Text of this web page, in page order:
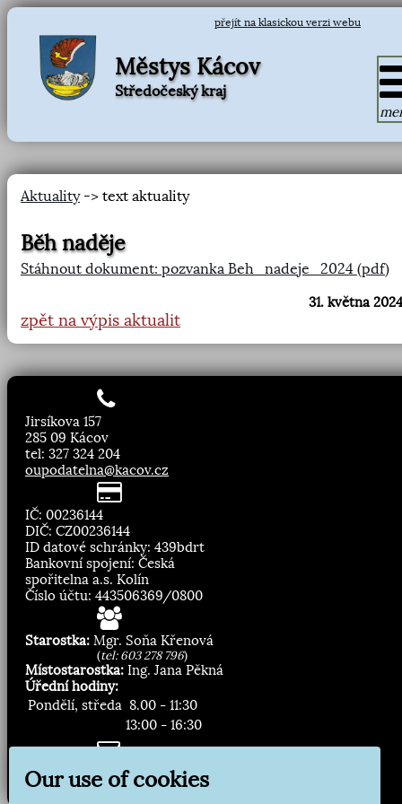
přejít na klasickou verzi webu
Městys Kácov
Středočeský kraj
Aktuality-> text aktuality
Běh naděje
Stáhnout dokument: pozvanka Beh_nadeje_2024 (pdf)
31. května
zpět na výpis aktualit
Jirsíkova 157
285 09 Kácov
tel: 327 324 204
oupodatelna@kacov.cz
IČ: 00236144
DIČ: CZ00236144
ID datové schránky: 439bdrt
Bankovní spojení: Česká
spořitelna a.s. Kolín
Číslo účtu: 443506369/0800
Starostka: Mgr. Soňa Křenová
(tel: 603 278 796)
Místostarostka: Ing. Jana Pěkná
Úřední hodiny:
Pondělí, středa 8.00 - 11:30
13:00 - 16:30
Zasílání novinek:
Our use of cookies